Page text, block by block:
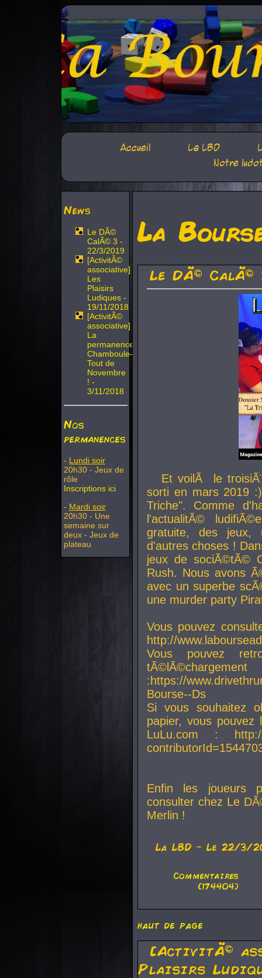
Accueil La LBD
Notre
News
Le DÃ©
CalÃ© 3 -
22/3/2019
[ActivitÃ©
associative]
Les
Plaisirs
Ludiques -
19/11/2018
[ActivitÃ©
associative]
La
permanence
Chamboule-
Tout de
Novembre
! -
3/11/2018
Nos
permanences
- Lundi soir
20h30 - Jeux de
rôle
Inscriptions ici
- Mardi soir
20h30 - Une
semaine sur
deux - Jeux de
plateau
La
Le DÃ© CalÃ©
Et voilÃ le
sorti en mars 2019
Triche". Comme
l'actualitÃ©
gratuite, des jeux,
d'autres choses !
jeux de sociÃ©tÃ©
Rush. Nous avons
avec un superbe
une murder party
Vous pouvez
http://
Vous pouvez
:https://
Bourse--Ds
Si vous souhaitez
papier, vous
LuLu.com : http://
Enfin les joueurs
consulter chez Le
Merlin !
La LBD - Le 22/3/
Commentaires
(174404)
haut de page
[ActivitÃ©
Plaisirs